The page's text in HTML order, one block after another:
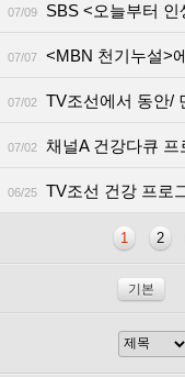
07/09 SBS <오늘부터 인
07/07 <MBN 천기누설>
07/02 TV조선에서 동안/
07/02 채널A 건강다큐
06/25 TV조선 건강 프로그램
1 2
기본